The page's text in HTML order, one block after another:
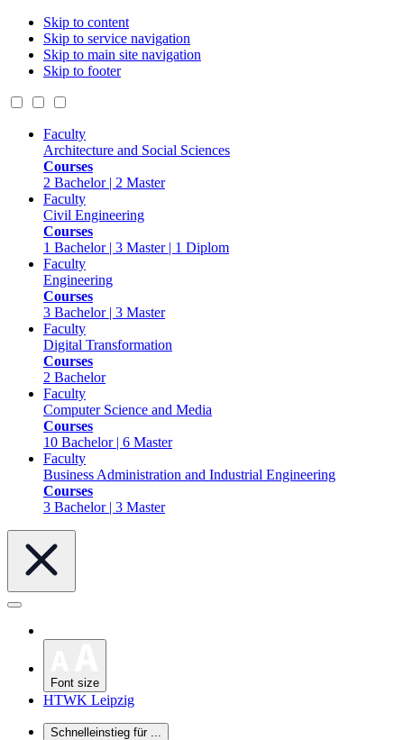
Skip to content
Skip to service navigation
Skip to main site navigation
Skip to footer
Faculty
Architecture and Social Sciences
Courses
2 Bachelor | 2 Master
Faculty
Civil Engineering
Courses
1 Bachelor | 3 Master | 1 Diplom
Faculty
Engineering
Courses
3 Bachelor | 3 Master
Faculty
Digital Transformation
Courses
2 Bachelor
Faculty
Computer Science and Media
Courses
10 Bachelor | 6 Master
Faculty
Business Administration and Industrial Engineering
Courses
3 Bachelor | 3 Master
Font size
HTWK Leipzig
Schnelleinstieg für ...